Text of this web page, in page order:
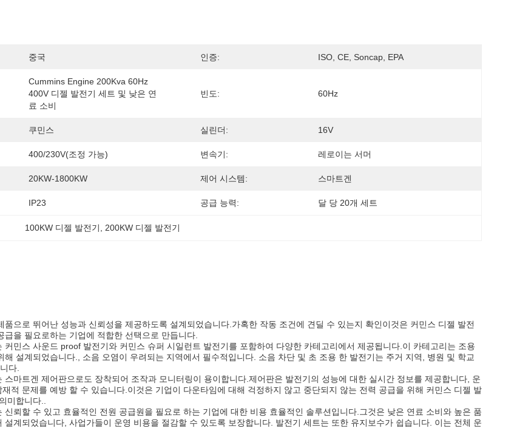
중국 인증: ISO, CE, Soncap, EPA
Cummins Engine 200Kva 60Hz
400V 디젤 발전기 세트 및 낮은 연
료 소비
빈도: 60Hz
쿠민스 실린더: 16V
400/230V(조정 가능) 변속기: 레로이는 서머
20KW-1800KW 제어 시스템: 스마트겐
IP23 공급 능력: 달 당 20개 세트
100KW 디젤 발전기 200KW 디젤 발전기
품으로 뛰어난 성능과 신뢰성을 제공하도록 설계되었습니다.가혹한 작동 조건에 견딜 수 있는지 확인이것은 커민스 디젤 발전
급을 필요로하는 기업에 적합한 선택으로 만듭니다.
커민스 사운드 proof 발전기와 커민스 슈퍼 시일런트 발전기를 포함하여 다양한 카테고리에서 제공됩니다.이 카테고리는 조용
해 설계되었습니다., 소음 오염이 우려되는 지역에서 필수적입니다. 소음 차단 및 초 조용 한 발전기는 주거 지역, 병원 및 학교
다.
스마트겐 제어판으로도 장착되어 조작과 모니터링이 용이합니다.제어판은 발전기의 성능에 대한 실시간 정보를 제공합니다, 운
적 문제를 예방 할 수 있습니다.이것은 기업이 다운타임에 대해 걱정하지 않고 중단되지 않는 전력 공급을 위해 커민스 디젤 발
미합니다..
신뢰할 수 있고 효율적인 전원 공급원을 필요로 하는 기업에 대한 비용 효율적인 솔루션입니다.그것은 낮은 연료 소비와 높은 품
설계되었습니다, 사업가들이 운영 비용을 절감할 수 있도록 보장합니다. 발전기 세트는 또한 유지보수가 쉽습니다. 이는 전체 운